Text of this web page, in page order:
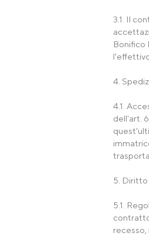
3.1. Il
Bonifico
4.
4.1.
dell'art.
5. Diritto
5.1.
recesso,